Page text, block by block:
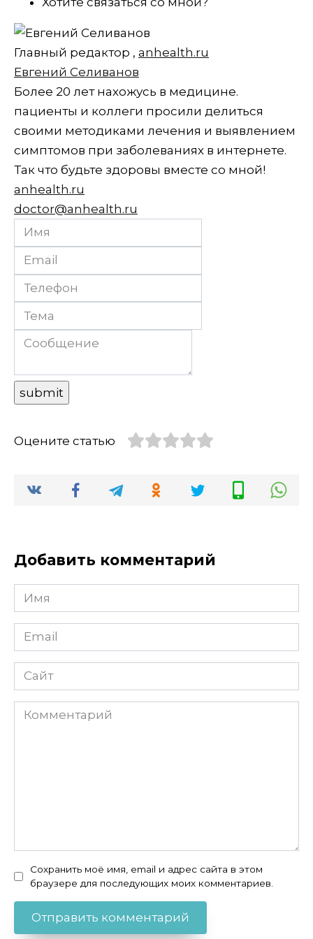
Главный редактор , anhealth.ru
Евгений Селиванов
Более 20 лет нахожусь в медицине.
пациенты и коллеги просили делиться
своими методиками лечения и выявлением
симптомов при заболеваниях в интернете.
Так что будьте здоровы вместе со мной!
anhealth.ru
doctor@anhealth.ru
Оцените статью
Добавить комментарий
Имя
Email
Сайт
Комментарий
Сохранить моё имя, email и адрес сайта в этом
браузере для последующих моих комментариев.